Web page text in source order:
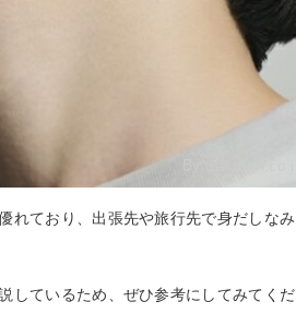
れており、出張先や旅行先で身だしなみ
しているため、ぜひ参考にしてみてくだ